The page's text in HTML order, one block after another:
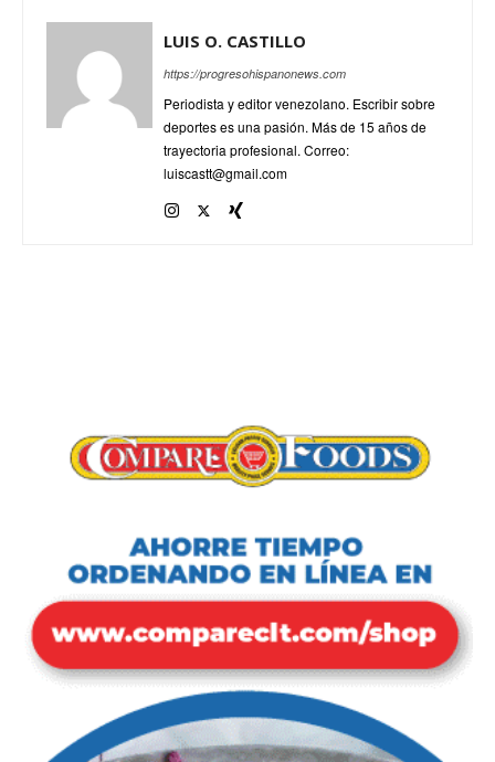
LUIS O. CASTILLO
https://progresohispanonews.com
Periodista y editor venezolano. Escribir sobre
deportes es una pasión. Más de 15 años de
trayectoria profesional. Correo:
luiscastt@gmail.com